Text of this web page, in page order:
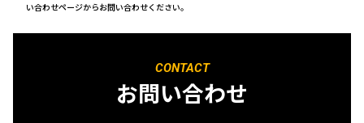
い合わせページからお問い合わせください。
CONTACT
お問い合わせ